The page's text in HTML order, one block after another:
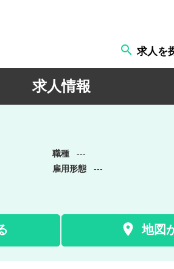
 求人を
求人情報
職種
---
雇用形態
---
 地図